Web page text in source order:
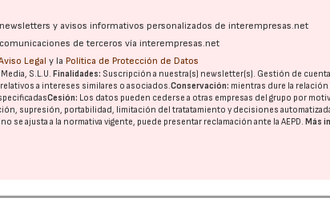
y avisos informativos personalizados de interempresas.net
de terceros vía interempresas.net
Legal y la Política de Protección de Datos
S.L.U.Finalidades: Suscripción a nuestra(s) newsletter(s). Gestión de
a intereses similares o asociados.Conservación: mientras dure la
Cesión: Los datos pueden cederse a otras empresas del grupo por
supresión, portabilidad, limitación del tratatamiento y decisiones
se ajusta a la normativa vigente, puede presentar reclamación ante laAEPD.Más